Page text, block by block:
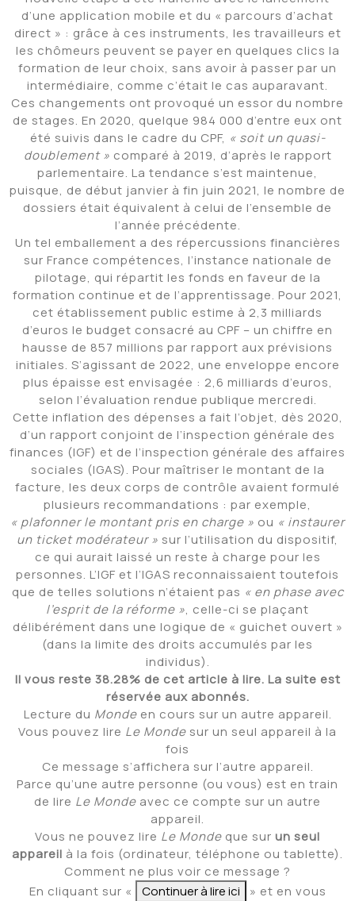
d’une application mobile et du « parcours d’achat
direct » : grâce à ces instruments, les travailleurs et
les chômeurs peuvent se payer en quelques clics la
formation de leur choix, sans avoir à passer par un
intermédiaire, comme c’était le cas auparavant.
Ces changements ont provoqué un essor du nombre
de stages. En 2020, quelque 984 000 d’entre eux ont
été suivis dans le cadre du CPF, « soit un quasi-
doublement » comparé à 2019, d’après le rapport
parlementaire. La tendance s’est maintenue,
puisque, de début janvier à fin juin 2021, le nombre de
dossiers était équivalent à celui de l’ensemble de
l’année précédente.
Un tel emballement a des répercussions financières
sur France compétences, l’instance nationale de
pilotage, qui répartit les fonds en faveur de la
formation continue et de l’apprentissage. Pour 2021,
cet établissement public estime à 2,3 milliards
d’euros le budget consacré au CPF – un chiffre en
hausse de 857 millions par rapport aux prévisions
initiales. S’agissant de 2022, une enveloppe encore
plus épaisse est envisagée : 2,6 milliards d’euros,
selon l’évaluation rendue publique mercredi.
Cette inflation des dépenses a fait l’objet, dès 2020,
d’un rapport conjoint de l’inspection générale des
finances (IGF) et de l’inspection générale des affaires
sociales (IGAS). Pour maîtriser le montant de la
facture, les deux corps de contrôle avaient formulé
plusieurs recommandations : par exemple,
« plafonner le montant pris en charge » ou « instaurer
un ticket modérateur » sur l’utilisation du dispositif,
ce qui aurait laissé un reste à charge pour les
personnes. L’IGF et l’IGAS reconnaissaient toutefois
que de telles solutions n’étaient pas « en phase avec
l’esprit de la réforme », celle-ci se plaçant
délibérément dans une logique de « guichet ouvert »
(dans la limite des droits accumulés par les
individus).
Il vous reste 38.28% de cet article à lire. La suite est
réservée aux abonnés.
Lecture du Mondeen cours sur un autre appareil.
Vous pouvez lire Le Monde sur un seul appareil à la
fois
Ce message s’affichera sur l’autre appareil.
Parce qu’une autre personne (ou vous) est en train
de lire Le Monde avec ce compte sur un autre
appareil.
Vous ne pouvez lire Le Monde que sur un seul
appareil à la fois (ordinateur, téléphone ou tablette).
Comment ne plus voir ce message ?
En cliquant sur «
Continuer à lire ici
» et en vous